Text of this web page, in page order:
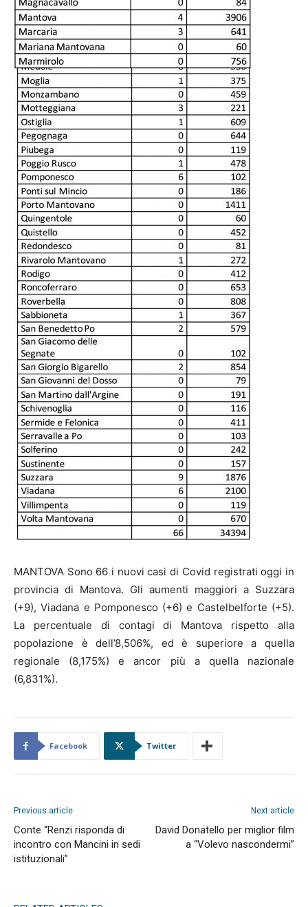
MANTOVA Sono 66 i nuovi casi di Covid registrati oggi in
provincia di Mantova. Gli aumenti maggiori a Suzzara
(+9), Viadana e Pomponesco (+6) e Castelbelforte (+5).
La percentuale di contagi di Mantova rispetto alla
popolazione è dell’8,506%, ed è superiore a quella
regionale (8,175%) e ancor più a quella nazionale
(6,831%).
Facebook Twitter
Previous article
Conte “Renzi risponda di
incontro con Mancini in sedi
istituzionali”
Next article
David Donatello per miglior film
a “Volevo nascondermi”